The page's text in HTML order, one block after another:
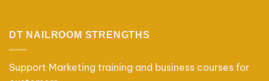
phẩm
DT NAILROOM STRENGTHS
Support Marketing training and business courses for